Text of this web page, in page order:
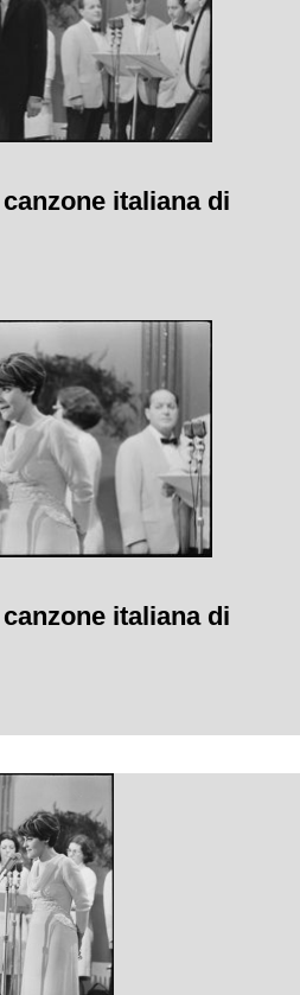
italiana di
italiana di